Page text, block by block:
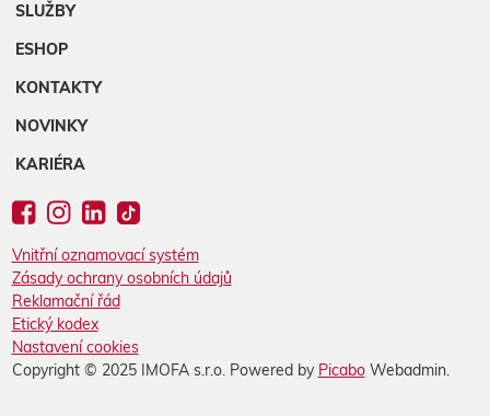
SLUŽBY
ESHOP
KONTAKTY
NOVINKY
KARIÉRA
Vnitřní oznamovací systém
Zásady ochrany osobních údajů
Reklamační řád
Etický kodex
Nastavení cookies
Copyright © 2025 IMOFA s.r.o. Powered by PicaboWebadmin.